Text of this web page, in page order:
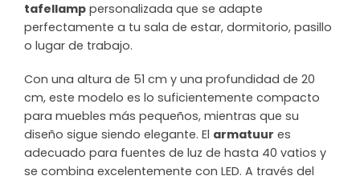
tafellamp personalizada que se adapte
perfectamente a tu sala de estar, dormitorio, pasillo
o lugar de trabajo.
Con una altura de 51 cm y una profundidad de 20
cm, este modelo es lo suficientemente compacto
para muebles más pequeños, mientras que su
diseño sigue siendo elegante. El armatuur es
adecuado para fuentes de luz de hasta 40 vatios y
se combina excelentemente con LED. A través del